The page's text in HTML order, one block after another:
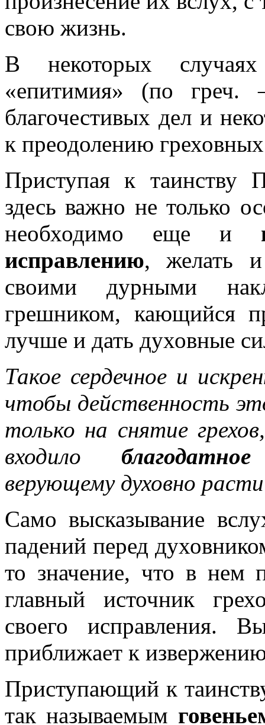
свою жизнь.
В некоторых
«епитимия» (по греч.
благочестивых дел и
к преодолению
Приступая к таинству
здесь важно не только
необходимо еще и
исправлению, желать
своими дурными
грешником, кающийся
лучше и дать духовные
Такое сердечное и
чтобы действенность
только на снятие
входило
верующему духовно
Само высказывание
падений перед
то значение, что в нем
главный источник
своего исправления.
приближает к
Приступающий к
так называемым